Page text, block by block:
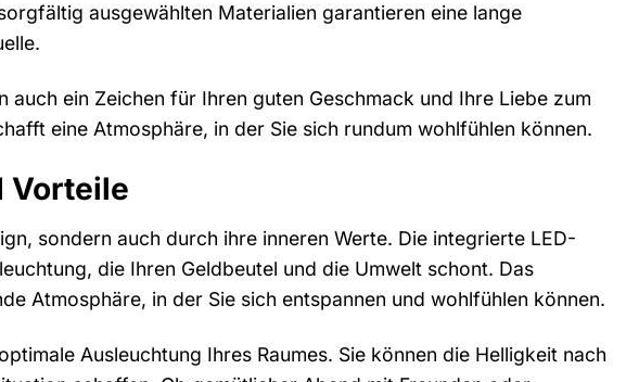
ausgewählten Materialien garantieren eine lange
ein Zeichen für Ihren guten Geschmack und Ihre Liebe zum
eine Atmosphäre, in der Sie sich rundum wohlfühlen können.
Vorteile
sondern auch durch ihre inneren Werte. Die integrierte LED-
die Ihren Geldbeutel und die Umwelt schont. Das
Atmosphäre, in der Sie sich entspannen und wohlfühlen können.
Ausleuchtung Ihres Raumes. Sie können die Helligkeit nach